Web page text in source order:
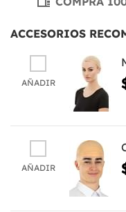
ACCESORIOS
AÑADIR
AÑADIR